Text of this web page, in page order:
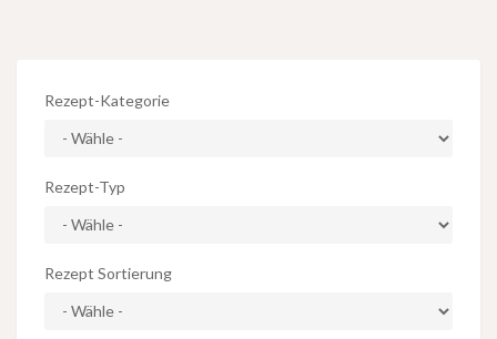
Rezept-Kategorie
Rezept-Typ
Rezept Sortierung